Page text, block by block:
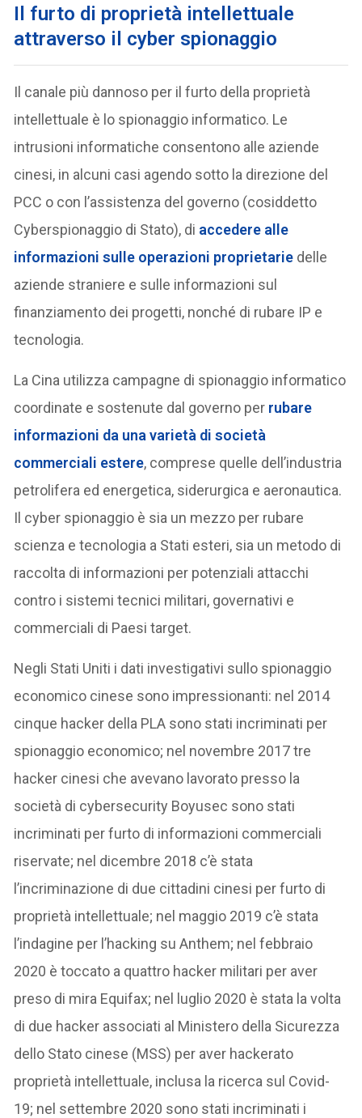
Il furto di proprietà intellettuale
attraverso il cyber spionaggio
Il canale più dannoso per il furto della proprietà
intellettuale è lo spionaggio informatico. Le
intrusioni informatiche consentono alle aziende
cinesi, in alcuni casi agendo sotto la direzione del
PCC o con l’assistenza del governo (cosiddetto
Cyberspionaggio di Stato), di accedere alle
informazioni sulle operazioni proprietarie delle
aziende straniere e sulle informazioni sul
finanziamento dei progetti, nonché di rubare IP e
tecnologia.
La Cina utilizza campagne di spionaggio informatico
coordinate e sostenute dal governo per rubare
informazioni da una varietà di società
commerciali estere, comprese quelle dell’industria
petrolifera ed energetica, siderurgica e aeronautica.
Il cyber spionaggio è sia un mezzo per rubare
scienza e tecnologia a Stati esteri, sia un metodo di
raccolta di informazioni per potenziali attacchi
contro i sistemi tecnici militari, governativi e
commerciali di Paesi target.
Negli Stati Uniti i dati investigativi sullo spionaggio
economico cinese sono impressionanti: nel 2014
cinque hacker della PLA sono stati incriminati per
spionaggio economico; nel novembre 2017 tre
hacker cinesi che avevano lavorato presso la
società di cybersecurity Boyusec sono stati
incriminati per furto di informazioni commerciali
riservate; nel dicembre 2018 c’è stata
l’incriminazione di due cittadini cinesi per furto di
proprietà intellettuale; nel maggio 2019 c’è stata
l’indagine per l’hacking su Anthem; nel febbraio
2020 è toccato a quattro hacker militari per aver
preso di mira Equifax; nel luglio 2020 è stata la volta
di due hacker associati al Ministero della Sicurezza
dello Stato cinese (MSS) per aver hackerato
proprietà intellettuale, inclusa la ricerca sul Covid-
19; nel settembre 2020 sono stati incriminati i